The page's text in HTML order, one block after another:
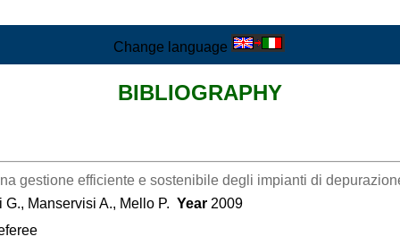
Change language
BIBLIOGRAPHY
gestione efficiente e sostenibile degli impianti di
Manservisi A., Mello P. Year 2009